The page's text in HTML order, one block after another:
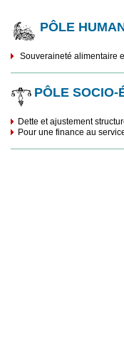
PÔLE
Souveraineté alimentaire
PÔLE SOCIO-
Dette et ajustement
Pour une finance au